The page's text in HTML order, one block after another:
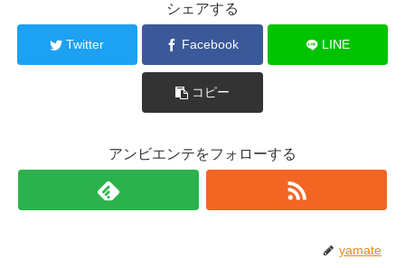
シェアする
Twitter Facebook LINE
コピー
アンビエンテをフォローする
yamate